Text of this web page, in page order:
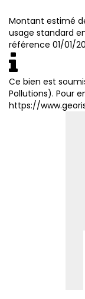
Montant estimé
usage standard
référence 01/01/
Ce bien est
Pollutions). Pour
https://